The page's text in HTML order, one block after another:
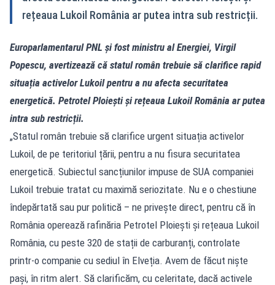
rețeaua Lukoil România ar putea intra sub restricții.
Europarlamentarul PNL și fost ministru al Energiei, Virgil
Popescu, avertizează că statul român trebuie să clarifice rapid
situația activelor Lukoil pentru a nu afecta securitatea
energetică. Petrotel Ploiești și rețeaua Lukoil România ar putea
intra sub restricții.
„Statul român trebuie să clarifice urgent situația activelor
Lukoil, de pe teritoriul țării, pentru a nu fisura securitatea
energetică. Subiectul sancțiunilor impuse de SUA companiei
Lukoil trebuie tratat cu maximă seriozitate. Nu e o chestiune
îndepărtată sau pur politică – ne privește direct, pentru că în
România operează rafinăria Petrotel Ploiești și rețeaua Lukoil
România, cu peste 320 de stații de carburanți, controlate
printr-o companie cu sediul în Elveția. Avem de făcut niște
pași, în ritm alert. Să clarificăm, cu celeritate, dacă activele